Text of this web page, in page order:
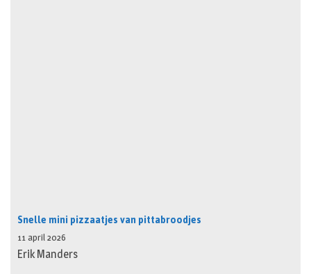
Snelle mini pizzaatjes van pittabroodjes
11 april 2026
Erik Manders